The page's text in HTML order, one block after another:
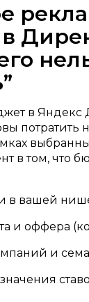
в Яндекс
потратить
в том, что
в вашей
и оффера
и